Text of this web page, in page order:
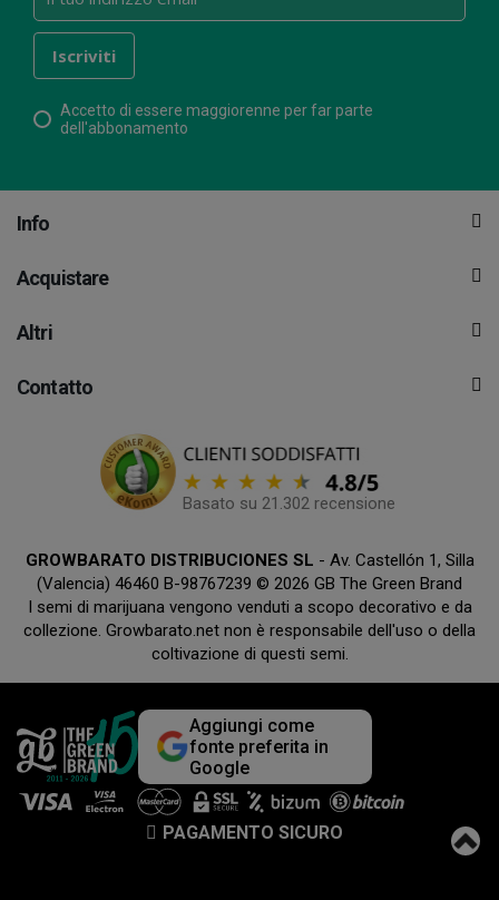
Accetto di essere maggiorenne per far parte
dell'abbonamento
Info
Acquistare
Altri
Contatto
Basato su 21.302 recensione
GROWBARATO DISTRIBUCIONES SL - Av. Castellón 1, Silla
(Valencia) 46460 B-98767239 © 2026 GB The Green Brand
I semi di marijuana vengono venduti a scopo decorativo e da
collezione. Growbarato.net non è responsabile dell'uso o della
coltivazione di questi semi.
Aggiungi come
fonte preferita in
Google
PAGAMENTO SICURO